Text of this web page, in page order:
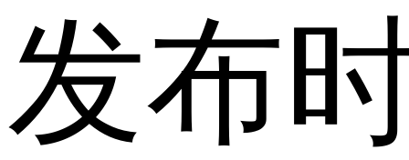
发布